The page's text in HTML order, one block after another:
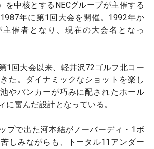
を中核とするNECグループが主催する
年に第1回大会を開催。1992年か
主催者となり、現在の大会名となっ
1回大会以来、軽井沢72ゴルフ北コー
た。ダイナミックなショットを楽し
やバンカーが巧みに配されたホール
に富んだ設計となっている。
プで出た河本結がノーバーディ・1ボ
しみながらも、トータル11アンダー